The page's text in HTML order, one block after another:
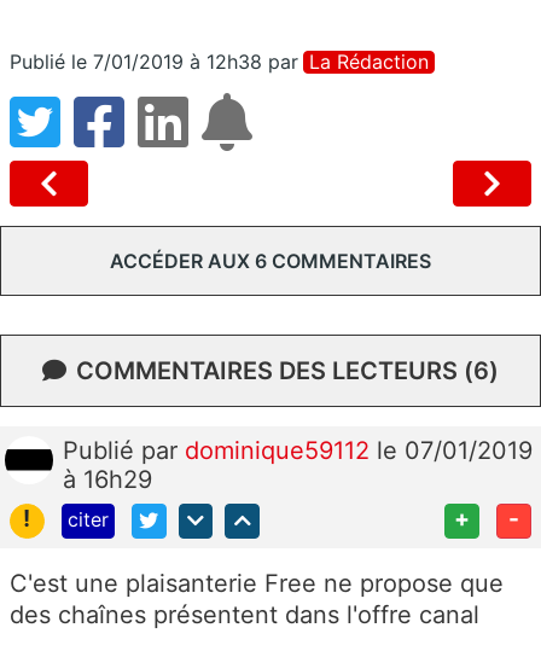
Publié le 7/01/2019 à 12h38 par La Rédaction
ACCÉDER AUX 6 COMMENTAIRES
COMMENTAIRES DES LECTEURS (6)
Publié par dominique59112 le 07/01/2019
à 16h29
!
citer + -
C'est une plaisanterie Free ne propose que
des chaînes présentent dans l'offre canal